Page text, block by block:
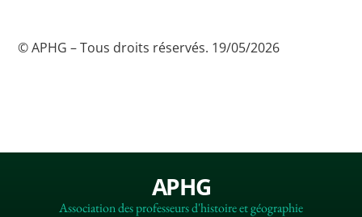
© APHG – Tous droits réservés. 19/05/2026
APHG
Association des professeurs d'histoire et géographie